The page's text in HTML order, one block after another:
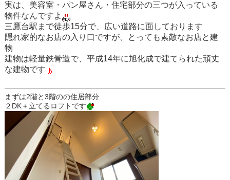
実は、美容室・パン屋さん・住宅部分の三つが入っている
物件なんですよ
三鷹台駅まで徒歩15分で、広い道路に面しております
隠れ家的なお店の入り口ですが、とっても素敵なお店と建
物
建物は軽量鉄骨造で、平成14年に旭化成で建てられた頑丈
な建物です
まずは2階と3階のの住居部分
２DK＋立てるロフトです